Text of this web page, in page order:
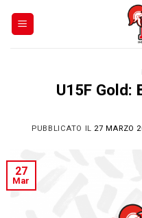
U15F Gold:
PUBBLICATO IL 27 MARZO
27
Mar